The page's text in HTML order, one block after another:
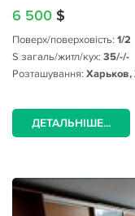
6 500 $
Поверх/поверховість: 1/2
S загаль/житл/кух: 35/-/-
Розташування: Харьков,
ДЕТАЛЬНІШЕ...